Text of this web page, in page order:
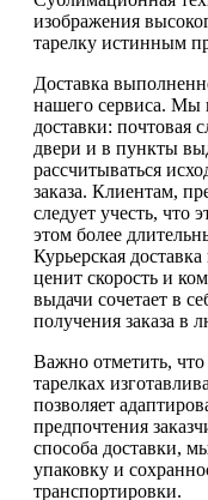
изображения
тарелку истинным
Доставка
нашего сервиса. Мы
доставки: почтовая
двери и в пункты
рассчитываться
заказа. Клиентам,
следует учесть, что
этом более
Курьерская
ценит скорость и
выдачи сочетает в
получения заказа в
Важно отметить, что
тарелках
позволяет
предпочтения
способа доставки,
упаковку и
транспортировки.